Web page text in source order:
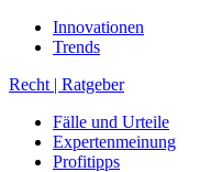
Innovationen
Trends
Recht | Ratgeber
Fälle und Urteile
Expertenmeinung
Profitipps